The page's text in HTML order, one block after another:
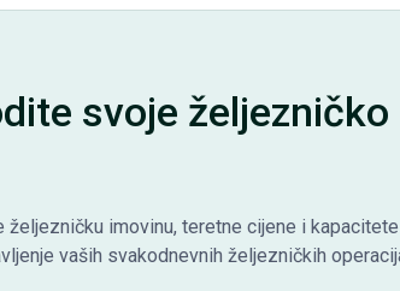
svoje željezničko
imovinu, teretne cijene i
vaših svakodnevnih željezničkih